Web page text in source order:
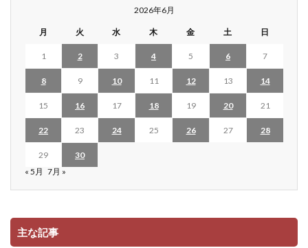
2026年6月
月 火 水 木 金 土 日
1 2 3 4 5 6 7
8 9 10 11 12 13 14
15 16 17 18 19 20 21
22 23 24 25 26 27 28
29
30
« 5月 7月 »
主な記事